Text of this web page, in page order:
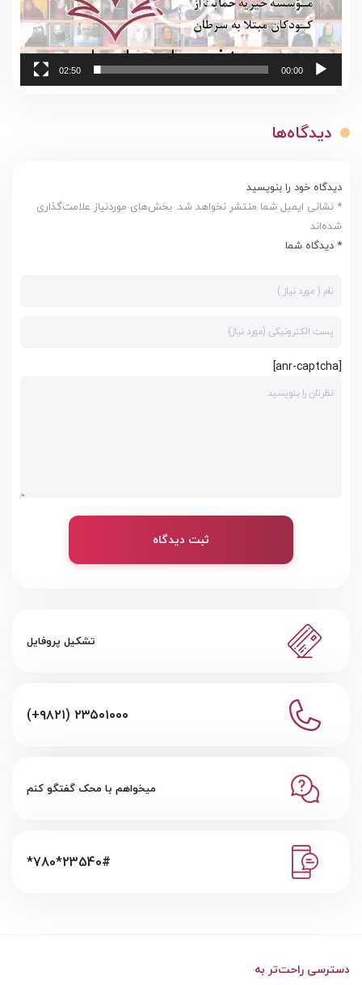
00:00
02:50
دیدگاه‌ها
دیدگاه خود را بنویسید
* نشانی ایمیل شما منتشر نخواهد شد. بخش‌های موردنیاز علامت‌گذاری
شده‌اند
* دیدگاه شما
[anr-captcha]
ثبت دیدگاه
تشکیل پروفایل
(+۹۸۲۱) ۲۳۵۰۱۰۰۰
میخواهم با محک گفتگو کنم
*780*23540#
دسترسی راحت‌تر به